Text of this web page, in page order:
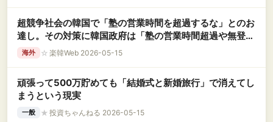
超競争社会の韓国で「塾の営業時間を超過するな」とのお
達し。その対策に韓国政府は「塾の営業時間超過や無登録
の塾を密告してくれたら報奨金を出す」「これまでの10倍
海外 ☆ 楽韓Web 2026-05-15
頑張って500万貯めても「結婚式と新婚旅行」で消えてし
まうという現実
一般 ★ 投資ちゃんねる 2026-05-15